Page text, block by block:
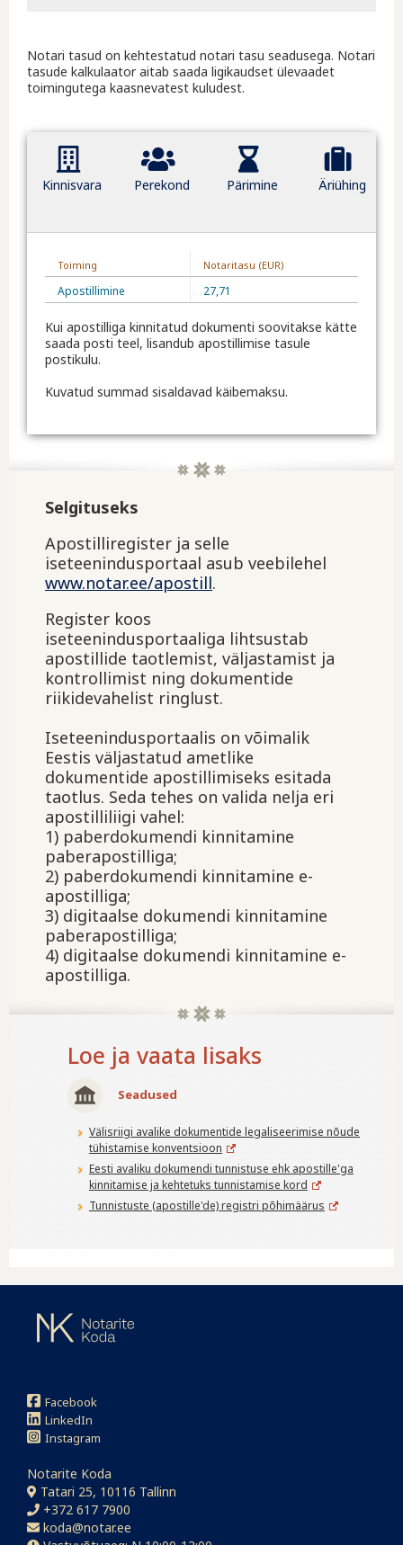
Notari tasud on kehtestatud notari tasu seadusega. Notari
tasude kalkulaator aitab saada ligikaudset ülevaadet
toimingutega kaasnevatest kuludest.
Kinnisvara Perekond Pärimine Äriühing
Toiming Notaritasu (EUR)
Apostillimine 27,71
Kui apostilliga kinnitatud dokumenti soovitakse kätte
saada posti teel, lisandub apostillimise tasule
postikulu.
Kuvatud summad sisaldavad käibemaksu.
Selgituseks
Apostilliregister ja selle
iseteenindusportaal asub veebilehel
www.notar.ee/apostill.
Register koos
iseteenindusportaaliga lihtsustab
apostillide taotlemist, väljastamist ja
kontrollimist ning dokumentide
riikidevahelist ringlust.
Iseteenindusportaalis on võimalik
Eestis väljastatud ametlike
dokumentide apostillimiseks esitada
taotlus. Seda tehes on valida nelja eri
apostilliliigi vahel:
1) paberdokumendi kinnitamine
paberapostilliga;
2) paberdokumendi kinnitamine e-
apostilliga;
3) digitaalse dokumendi kinnitamine
paberapostilliga;
4) digitaalse dokumendi kinnitamine e-
apostilliga.
Loe ja vaata lisaks
Seadused
Välisriigi avalike dokumentide legaliseerimise nõude
tühistamise konventsioon
Eesti avaliku dokumendi tunnistuse ehk apostille'ga
kinnitamise ja kehtetuks tunnistamise kord
Tunnistuste (apostille'de) registri põhimäärus
Notarite Koda
Tatari 25, 10116 Tallinn
+372 617 7900
koda@notar.ee
Facebook
LinkedIn
Instagram